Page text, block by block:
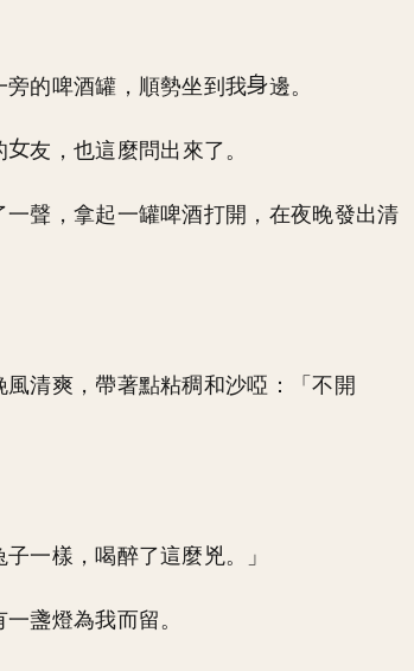
的啤酒罐，順勢坐到我 邊。
友，也這麼問出來了。
一聲，拿起一罐啤酒打開，在夜晚發出清
清爽，帶著點粘稠和沙啞：「不開
一樣，喝醉了這麼兇。」
盞燈為我而留。